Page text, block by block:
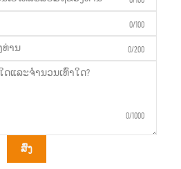
0/100
0/200
0/1000
ສົ່ງ